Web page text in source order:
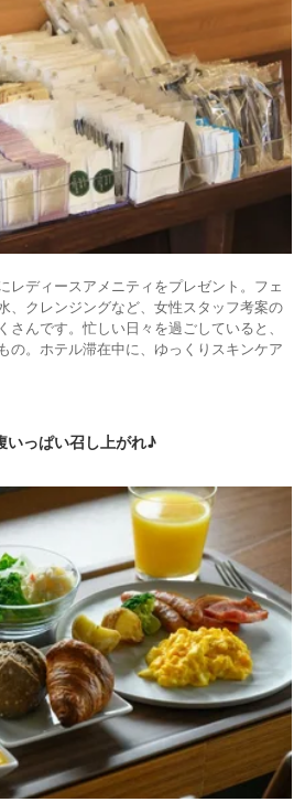
レディースアメニティをプレゼント。フェ
、クレンジングなど、女性スタッフ考案の
さんです。忙しい日々を過ごしていると、
の。ホテル滞在中に、ゆっくりスキンケア
いっぱい召し上がれ♪